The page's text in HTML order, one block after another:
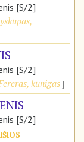
[S/2]
[S/2]
kunigas
[S/2]